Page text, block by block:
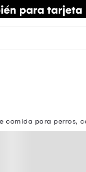
comida para perros,